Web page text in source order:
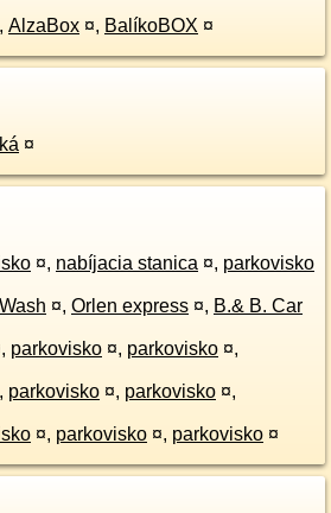
, AlzaBox ¤, BalíkoBOX ¤
¤
¤, nabíjacia stanica ¤, parkovisko
¤, Orlen express ¤, B.& B. Car
, parkovisko ¤, parkovisko ¤,
, parkovisko ¤, parkovisko ¤,
¤, parkovisko ¤, parkovisko ¤